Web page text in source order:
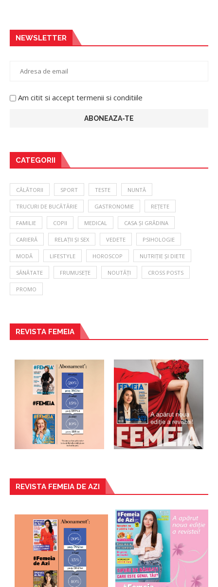
NEWSLETTER
Am citit si accept termenii si conditiile
CATEGORII
CĂLĂTORII SPORT TESTE NUNTĂ
TRUCURI DE BUCĂTĂRIE GASTRONOMIE REȚETE
FAMILIE COPII MEDICAL CASA ȘI GRĂDINA
CARIERĂ RELAȚII ȘI SEX VEDETE PSIHOLOGIE
MODĂ LIFESTYLE HOROSCOP NUTRIȚIE ȘI DIETE
SĂNĂTATE FRUMUSEȚE NOUTĂȚI CROSS POSTS
PROMO
REVISTA FEMEIA
REVISTA FEMEIA DE AZI